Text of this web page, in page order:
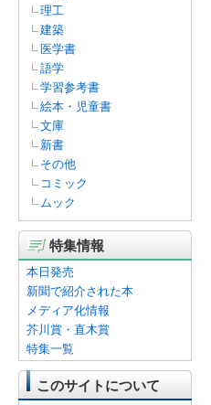
理工
建築
医学書
語学
学習参考書
絵本・児童書
文庫
新書
その他
コミック
ムック
特集情報
本日発売
新聞で紹介された本
メディア化情報
芥川賞・直木賞
特集一覧
このサイトについて